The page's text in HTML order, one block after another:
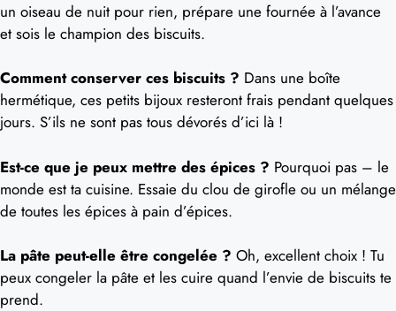
un oiseau de nuit pour rien, prépare une fournée à l’avance
et sois le champion des biscuits.
Comment conserver ces biscuits ? Dans une boîte
hermétique, ces petits bijoux resteront frais pendant quelques
jours. S’ils ne sont pas tous dévorés d’ici là !
Est-ce que je peux mettre des épices ? Pourquoi pas – le
monde est ta cuisine. Essaie du clou de girofle ou un mélange
de toutes les épices à pain d’épices.
La pâte peut-elle être congelée ? Oh, excellent choix ! Tu
peux congeler la pâte et les cuire quand l’envie de biscuits te
prend.